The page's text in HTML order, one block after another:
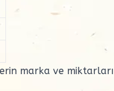
marka ve